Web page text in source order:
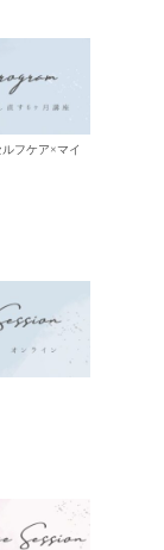
フケア×マイ